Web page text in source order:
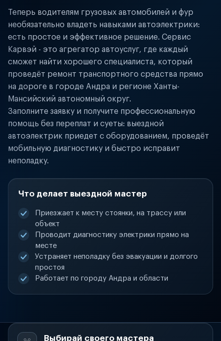
Теперь водителям грузовых автомобилей и фур
необязательно владеть навыками автоэлектрики:
есть простое и эффективное решение. Сервис
Карвэй - это агрегатор автоуслуг, где каждый
сможет найти хорошего специалиста, который
проведёт ремонт транспортного средства прямо
на дороге в городе Андра и регионе Ханты-
Мансийский автономный округ.
Заполните заявку и получите профессиональную
помощь без переплат и суеты: выездной
автоэлектрик приедет с оборудованием, проведёт
мобильную диагностику и быстро исправит
неполадку.
Что делает выездной мастер
Приезжает к месту стоянки, на трассу или
объект
Проводит диагностику электрики прямо на
месте
Устраняет неполадку без эвакуации и долгого
простоя
Работает по городу Андра и области
Выбирай своего мастера